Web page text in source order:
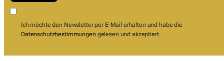
Ich möchte den Newsletter per E-Mail erhalten und habe die
Datenschutzbestimmungen gelesen und akzeptiert.